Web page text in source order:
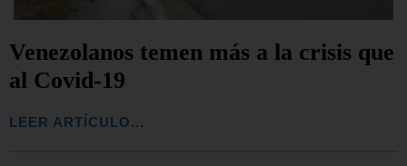
Venezolanos temen más a la crisis que
al Covid-19
LEER ARTÍCULO...